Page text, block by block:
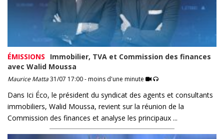
ÉMISSIONS
Immobilier, TVA et Commission des finances
avec Walid Moussa
Maurice Matta31/07 17:00 - moins d'une minute
Dans Ici Éco, le président du syndicat des agents et consultants
immobiliers, Walid Moussa, revient sur la réunion de la
Commission des finances et analyse les principaux ...